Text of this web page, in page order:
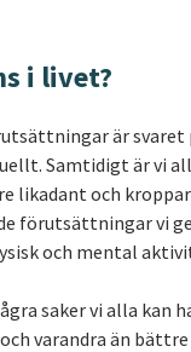
i livet?
är
Samtidigt är vi
likadant och
förutsättningar vi
och mental
saker vi alla kan
varandra än